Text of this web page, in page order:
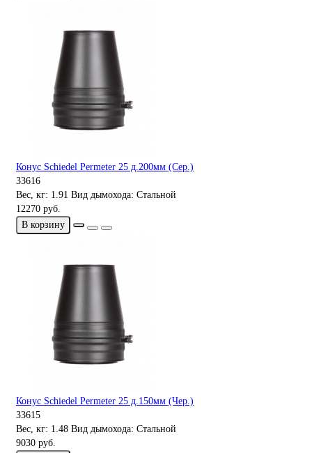
Конус Schiedel Permeter 25 д.200мм (Сер.)
33616
Вес, кг: 1.91 Вид дымохода: Стальной
12270 руб.
В корзину
Конус Schiedel Permeter 25 д.150мм (Чер.)
33615
Вес, кг: 1.48 Вид дымохода: Стальной
9030 руб.